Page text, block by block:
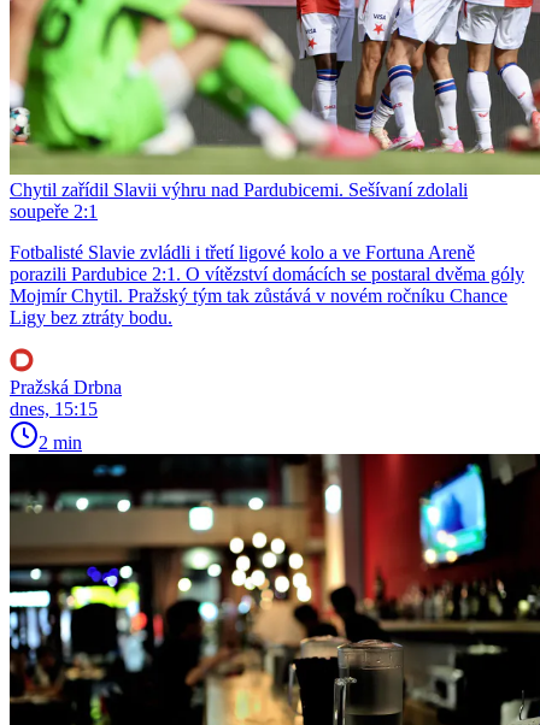
Chytil zařídil Slavii výhru nad Pardubicemi. Sešívaní zdolali
soupeře 2:1
Fotbalisté Slavie zvládli i třetí ligové kolo a ve Fortuna Areně
porazili Pardubice 2:1. O vítězství domácích se postaral dvěma góly
Mojmír Chytil. Pražský tým tak zůstává v novém ročníku Chance
Ligy bez ztráty bodu.
Pražská Drbna
dnes, 15:15
2 min